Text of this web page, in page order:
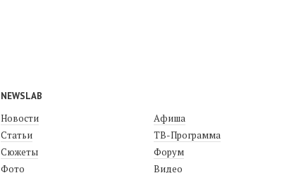
NEWSLAB
Новости
Статьи
Сюжеты
Фото
Афиша
ТВ-Программа
Форум
Видео